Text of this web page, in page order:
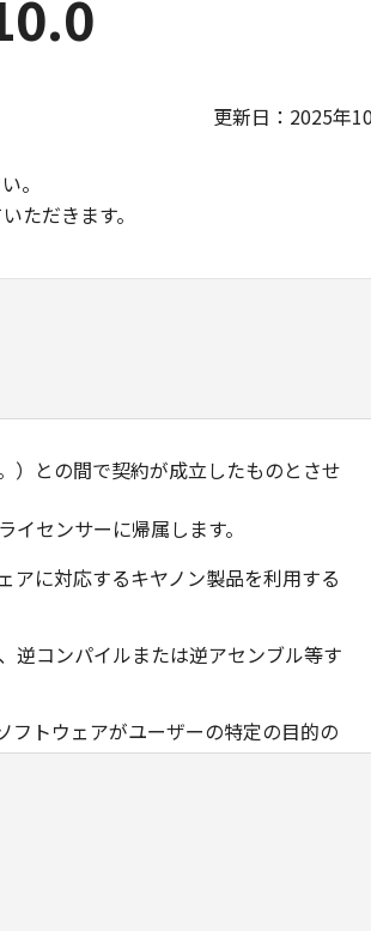
更新日：2025年
。
ただきます。
）との間で契約が成立したものとさせ
センサーに帰属します。
アに対応するキヤノン製品を利用する
逆コンパイルまたは逆アセンブル等す
フトウェアがユーザーの特定の目的の
その他本ソフトウェアに関していかな
いません。
ェアの全部または一部を、直接または